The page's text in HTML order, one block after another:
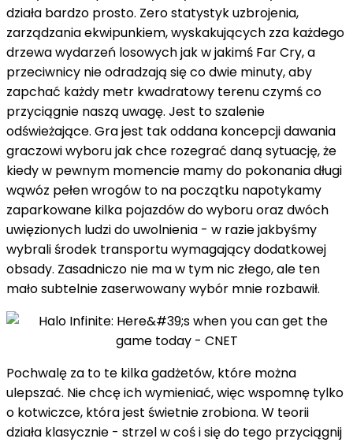
działa bardzo prosto. Zero statystyk uzbrojenia,
zarządzania ekwipunkiem, wyskakujących zza każdego
drzewa wydarzeń losowych jak w jakimś Far Cry, a
przeciwnicy nie odradzają się co dwie minuty, aby
zapchać każdy metr kwadratowy terenu czymś co
przyciągnie naszą uwagę. Jest to szalenie
odświeżające. Gra jest tak oddana koncepcji dawania
graczowi wyboru jak chce rozegrać daną sytuację, że
kiedy w pewnym momencie mamy do pokonania długi
wąwóz pełen wrogów to na początku napotykamy
zaparkowane kilka pojazdów do wyboru oraz dwóch
uwięzionych ludzi do uwolnienia - w razie jakbyśmy
wybrali środek transportu wymagający dodatkowej
obsady. Zasadniczo nie ma w tym nic złego, ale ten
mało subtelnie zaserwowany wybór mnie rozbawił.
Pochwalę za to te kilka gadżetów, które można
ulepszać. Nie chcę ich wymieniać, więc wspomnę tylko
o kotwiczce, która jest świetnie zrobiona. W teorii
działa klasycznie - strzel w coś i się do tego przyciągnij